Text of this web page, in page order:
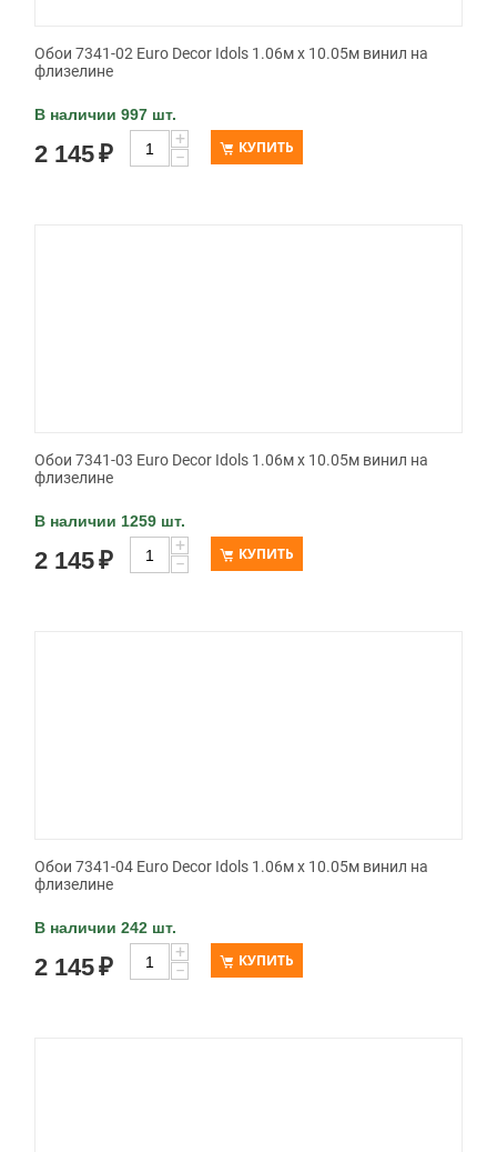
Обои 7341-02 Euro Decor Idols 1.06м x 10.05м винил на
флизелине
В наличии 997 шт.
2 145₽
+
−
КУПИТЬ
Обои 7341-03 Euro Decor Idols 1.06м x 10.05м винил на
флизелине
В наличии 1259 шт.
2 145₽
+
−
КУПИТЬ
Обои 7341-04 Euro Decor Idols 1.06м x 10.05м винил на
флизелине
В наличии 242 шт.
2 145₽
+
−
КУПИТЬ